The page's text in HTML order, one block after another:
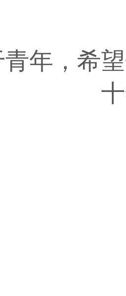
青年，希